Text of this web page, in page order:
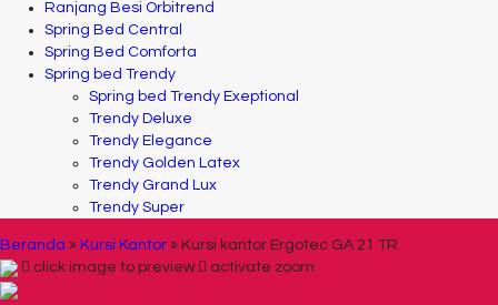
Ranjang Besi Orbitrend
Spring Bed Central
Spring Bed Comforta
Spring bed Trendy
Spring bed Trendy Exeptional
Trendy Deluxe
Trendy Elegance
Trendy Golden Latex
Trendy Grand Lux
Trendy Super
Beranda » Kursi Kantor » Kursi kantor Ergotec GA 21 TR
click image to preview
activate zoom